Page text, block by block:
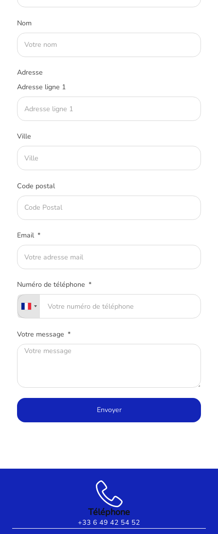
Nom
Adresse
Adresse ligne 1
Ville
Code postal
Email
Numéro de téléphone
Votre message
Envoyer
Téléphone
+33 6 49 42 54 52